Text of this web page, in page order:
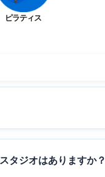
ピラティス
タジオはありますか？